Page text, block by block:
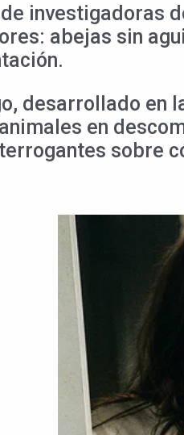
investigadoras
abejas sin
desarrollado en
en
sobre